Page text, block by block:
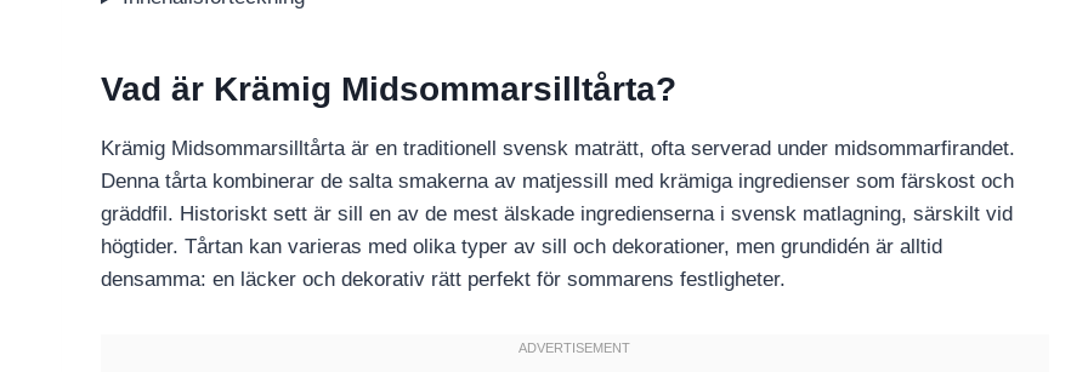
Vad är Krämig Midsommarsilltårta?
Krämig Midsommarsilltårta är en traditionell svensk maträtt, ofta serverad under midsommarfirandet.
Denna tårta kombinerar de salta smakerna av matjessill med krämiga ingredienser som färskost och
gräddfil. Historiskt sett är sill en av de mest älskade ingredienserna i svensk matlagning, särskilt vid
högtider. Tårtan kan varieras med olika typer av sill och dekorationer, men grundidén är alltid
densamma: en läcker och dekorativ rätt perfekt för sommarens festligheter.